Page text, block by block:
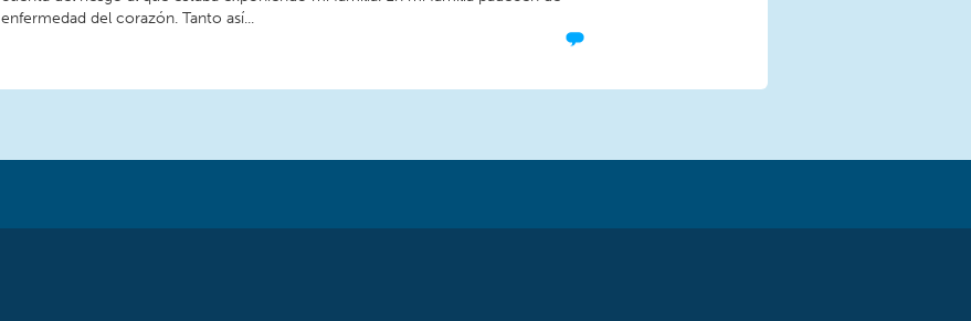
enfermedad del corazón. Tanto así...